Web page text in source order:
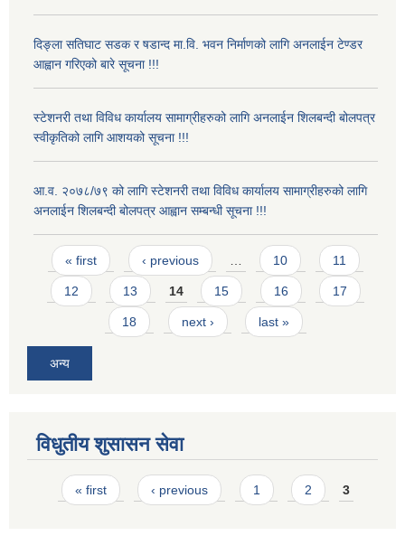
दिङ्ला सतिघाट सडक र षडान्द मा.वि. भवन निर्माणको लागि अनलाईन टेण्डर
आह्वान गरिएको बारे सूचना !!!
स्टेशनरी तथा विविध कार्यालय सामाग्रीहरुको लागि अनलाईन शिलबन्दी बोलपत्र
स्वीकृतिको लागि आशयको सूचना !!!
आ.व. २०७८/७९ को लागि स्टेशनरी तथा विविध कार्यालय सामाग्रीहरुको लागि
अनलाईन शिलबन्दी बोलपत्र आह्वान सम्बन्धी सूचना !!!
Pages
« first ‹ previous 10 11
12 13 14 15 16 17
18 next › last »
अन्य
विधुतीय शुसासन सेवा
Pages
« first ‹ previous 1 2 3